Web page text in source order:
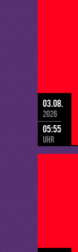
03.08.
2026
05:55
Uhr